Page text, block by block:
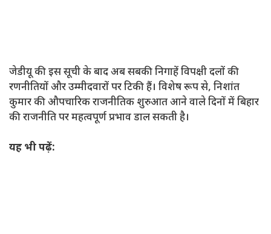
जेडीयू की इस सूची के बाद अब सबकी निगाहें विपक्षी दलों की
रणनीतियों और उम्मीदवारों पर टिकी हैं। विशेष रूप से, निशांत
कुमार की औपचारिक राजनीतिक शुरुआत आने वाले दिनों में बिहार
की राजनीति पर महत्वपूर्ण प्रभाव डाल सकती है।
यह भी पढ़ें: